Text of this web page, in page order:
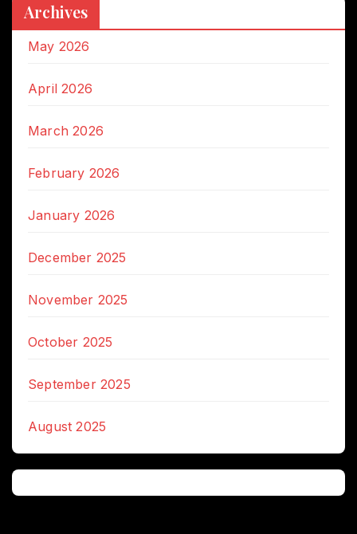
Archives
May 2026
April 2026
March 2026
February 2026
January 2026
December 2025
November 2025
October 2025
September 2025
August 2025